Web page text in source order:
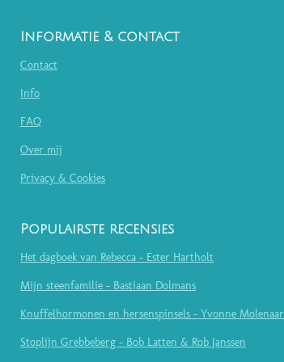
Informatie & contact
Contact
Info
FAQ
Over mij
Privacy & Cookies
Populairste recensies
Het dagboek van Rebecca - Ester Hartholt
Mijn steenfamilie - Bastiaan Dolmans
Knuffelhormonen en hersenspinsels - Yvonne Molenaar
Stoplijn Grebbeberg - Bob Latten & Rob Janssen